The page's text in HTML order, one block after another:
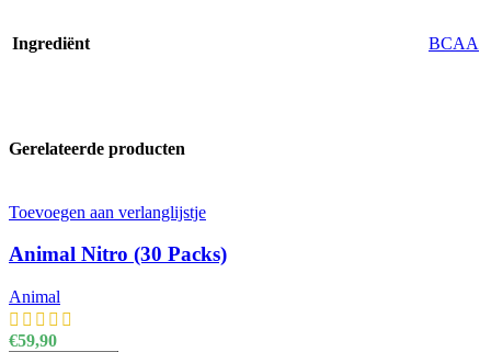
Ingrediënt BCAA
Gerelateerde producten
Toevoegen aan verlanglijstje
Animal Nitro (30 Packs)
Animal
€59,90